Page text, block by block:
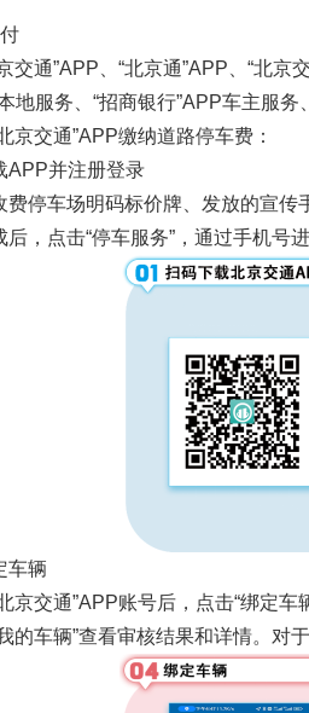
交通”APP、“北京通”APP、“北
地服务、“招商银行”APP车主服
京交通”APP缴纳道路停车费：
APP并注册登录
费停车场明码标价牌、发放的宣传
后，点击“停车服务”，通过手机
车辆
京交通”APP账号后，点击“绑定
的车辆”查看审核结果和详情。对